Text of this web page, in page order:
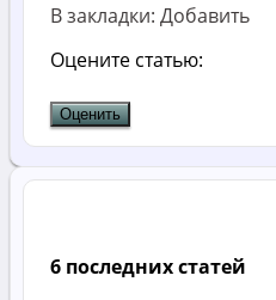
В закладки: Добавить
Оцените статью:
6 последних статей